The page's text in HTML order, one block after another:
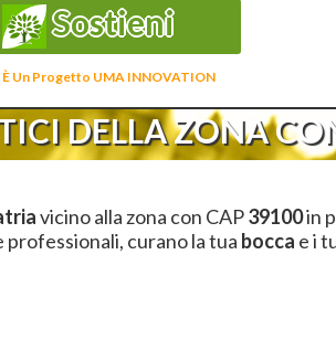
Sostieni
È Un Progetto UMA INNOVATION
DELLA ZONA
vicino alla zona con CAP39100in
curano la tua bocca e i